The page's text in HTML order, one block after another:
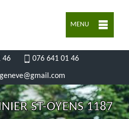
MENU
46 076 641 01 46
ST-OYENS 1187